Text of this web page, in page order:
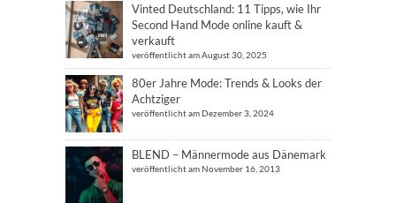
Vinted Deutschland: 11 Tipps, wie Ihr
Second Hand Mode online kauft &
verkauft
veröffentlicht am August 30, 2025
80er Jahre Mode: Trends & Looks der
Achtziger
veröffentlicht am Dezember 3, 2024
BLEND – Männermode aus Dänemark
veröffentlicht am November 16, 2013